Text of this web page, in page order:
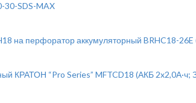
30-SDS-MAX
на перфоратор аккумуляторный BRHC18-26E
КРАТОН “Pro Series” MFTCD18 (АКБ 2x2,0А·ч;